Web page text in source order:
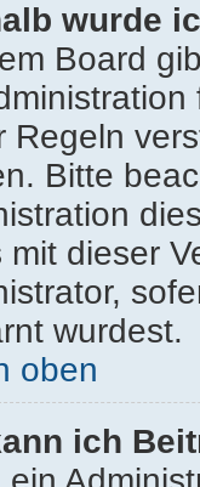
wurde
Board
Regeln
Bitte
mit dieser
wurdest.
oben
ich